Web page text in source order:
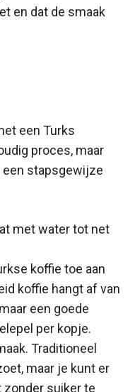
en dat de smaak
een Turks
proces, maar
stapsgewijze
met water tot net
koffie toe aan
koffie hangt af van
een goede
per kopje.
Traditioneel
maar je kunt er
zonder suiker te